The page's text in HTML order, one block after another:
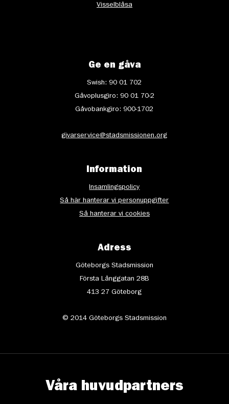
Visselblåsa
Ge en gåva
Swish: 90 01 702
Gåvoplusgiro: 90 01 70-2
Gåvobankgiro: 900-1702
givarservice@stadsmissionen.org
Information
Insamlingspolicy
Så här hanterar vi personuppgifter
Så hanterar vi cookies
Adress
Göteborgs Stadsmission
Första Långgatan 28B
413 27 Göteborg
© 2014 Göteborgs Stadsmission
Våra huvudpartners